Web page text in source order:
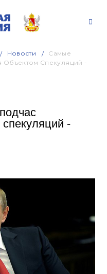
Новости
Самые
Объектом Спекуляций -
-